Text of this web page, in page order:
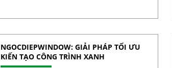
NGOCDIEPWINDOW: GIẢI PHÁP TỐI ƯU
KIẾN TẠO CÔNG TRÌNH XANH